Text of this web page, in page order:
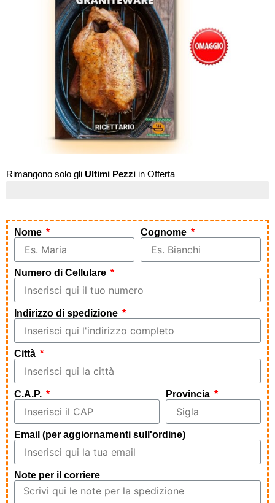
Rimangono solo gli Ultimi Pezzi in Offerta
Nome Cognome
Numero di Cellulare
Indirizzo di spedizione
Città
C.A.P. Provincia
Email (per aggiornamenti sull'ordine)
Note per il corriere